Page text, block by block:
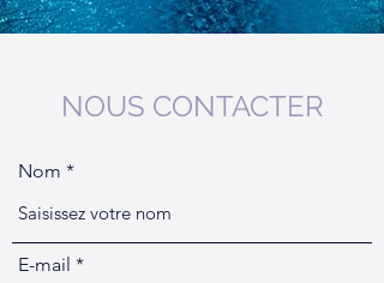
NOUS CONTACTER
Nom
E-mail